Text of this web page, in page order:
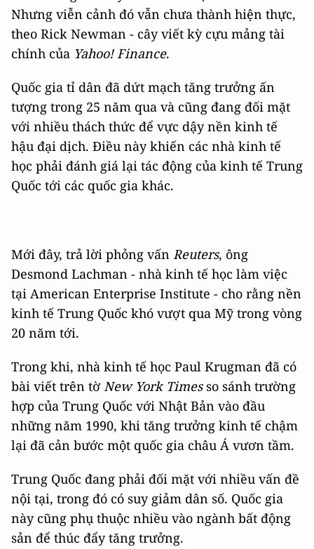
Nhưng viễn cảnh đó vẫn chưa thành hiện thực,
theo Rick Newman - cây viết kỳ cựu mảng tài
chính của Yahoo! Finance.
Quốc gia tỉ dân đã dứt mạch tăng trưởng ấn
tượng trong 25 năm qua và cũng đang đối mặt
với nhiều thách thức để vực dậy nền kinh tế
hậu đại dịch. Điều này khiến các nhà kinh tế
học phải đánh giá lại tác động của kinh tế Trung
Quốc tới các quốc gia khác.
Mới đây, trả lời phỏng vấn Reuters, ông
Desmond Lachman - nhà kinh tế học làm việc
tại American Enterprise Institute - cho rằng nền
kinh tế Trung Quốc khó vượt qua Mỹ trong vòng
20 năm tới.
Trong khi, nhà kinh tế học Paul Krugman đã có
bài viết trên tờ New York Timesso sánh trường
hợp của Trung Quốc với Nhật Bản vào đầu
những năm 1990, khi tăng trưởng kinh tế chậm
lại đã cản bước một quốc gia châu Á vươn tầm.
Trung Quốc đang phải đối mặt với nhiều vấn đề
nội tại, trong đó có suy giảm dân số. Quốc gia
này cũng phụ thuộc nhiều vào ngành bất động
sản để thúc đẩy tăng trưởng.